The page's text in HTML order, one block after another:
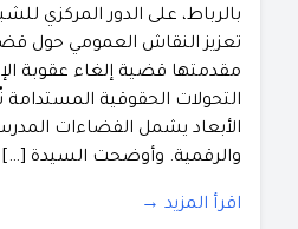
بالرباط، على الدور المركزي
تعزيز النقاش العمومي حول
مقدمتها قضية إلغاء عقوبة
التحولات الحقوقية المستدامة
الأبعاد يشمل الفضاءات
والرقمية. ​وأوضحت السيدة […]
اقرأ المزيد →